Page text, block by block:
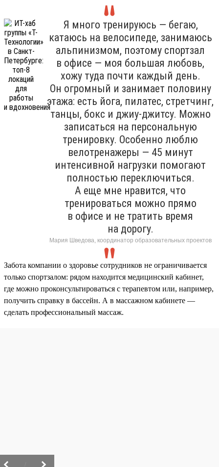
Я много тренируюсь — бегаю,
катаюсь на велосипеде, занимаюсь
альпинизмом, поэтому спортзал
в офисе — моя большая любовь,
хожу туда почти каждый день.
Он огромный и занимает половину
этажа: есть йога, пилатес, стретчинг,
танцы, бокс и джиу-джитсу. Можно
записаться на персональную
тренировку. Особенно люблю
велотренажеры — 45 минут
интенсивной нагрузки помогают
полностью переключиться.
А еще мне нравится, что
тренироваться можно прямо
в офисе и не тратить время
на дорогу.
Мария Шведова, координатор образовательных проектов
Забота компании о здоровье сотрудников не ограничивается
только спортзалом: рядом находится медицинский кабинет,
где можно проконсультироваться с терапевтом или, например,
получить справку в бассейн. А в массажном кабинете —
сделать профессиональный массаж.